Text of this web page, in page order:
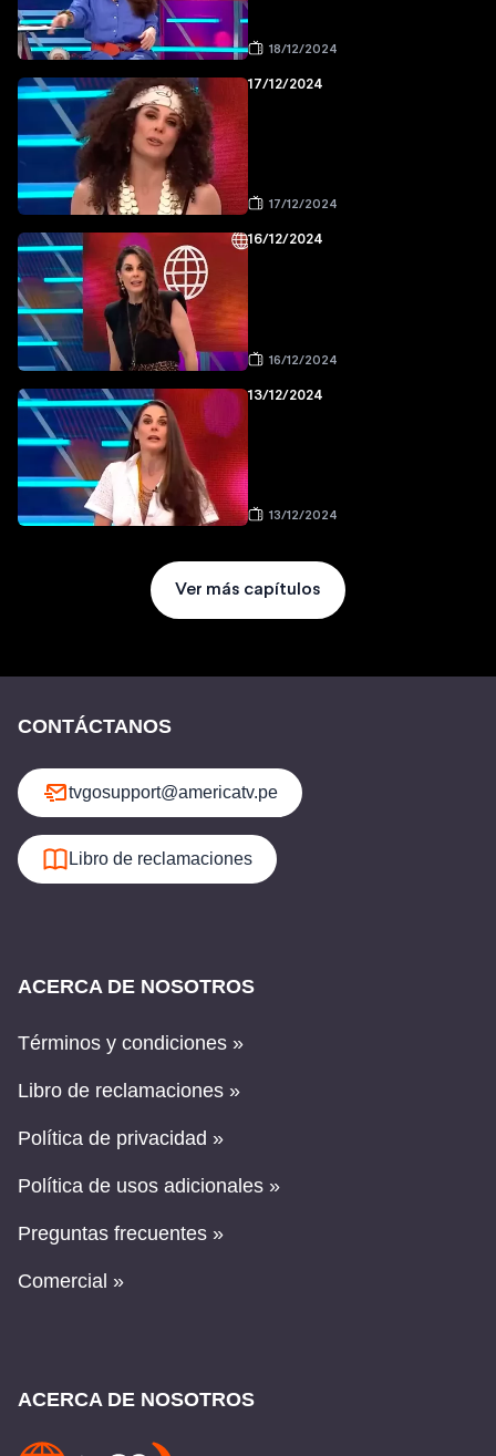
18/12/2024
17/12/2024
17/12/2024
16/12/2024
16/12/2024
13/12/2024
13/12/2024
Ver más capítulos
CONTÁCTANOS
tvgosupport@americatv.pe
Libro de reclamaciones
ACERCA DE NOSOTROS
Términos y condiciones »
Libro de reclamaciones »
Política de privacidad »
Política de usos adicionales »
Preguntas frecuentes »
Comercial »
ACERCA DE NOSOTROS